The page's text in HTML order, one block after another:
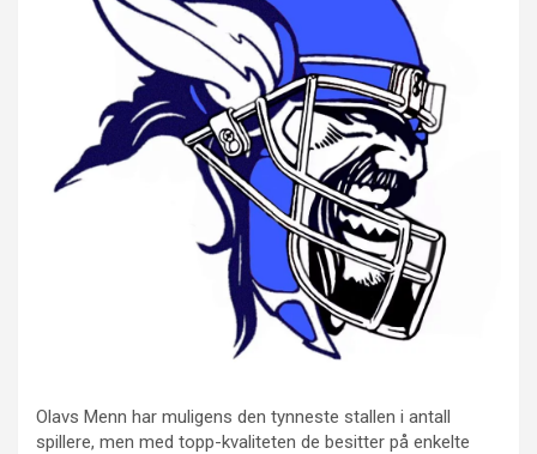
Olavs Menn har muligens den tynneste stallen i antall
spillere, men med topp-kvaliteten de besitter på enkelte